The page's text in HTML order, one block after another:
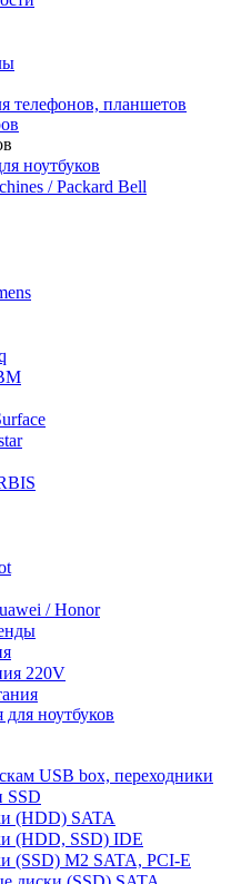
телефонов, планшетов
ноутбуков
/ Packard Bell
/ Honor
220V
ноутбуков
USB box, переходники
SSD
(HDD) SATA
(HDD, SSD) IDE
(SSD) M2 SATA, PCI-E